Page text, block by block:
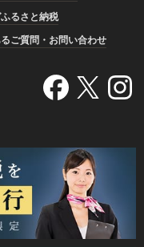
るさと納税
ご質問・お問い合わせ